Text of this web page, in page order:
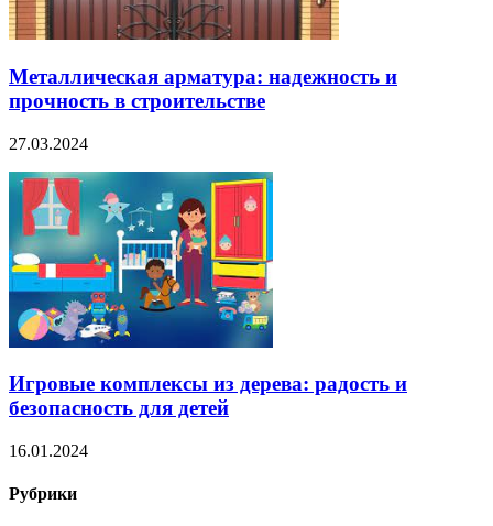
Металлическая арматура: надежность и
прочность в строительстве
27.03.2024
Игровые комплексы из дерева: радость и
безопасность для детей
16.01.2024
Рубрики